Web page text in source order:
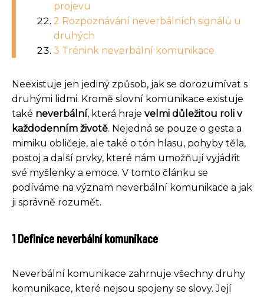
projevu
2 Rozpoznávání neverbálních signálů u
druhých
3 Trénink neverbální komunikace
Neexistuje jen jediný způsob, jak se dorozumívat s
druhými lidmi. Kromě slovní komunikace existuje
také neverbální, která hraje velmi důležitou roli v
každodenním životě. Nejedná se pouze o gesta a
mimiku obličeje, ale také o tón hlasu, pohyby těla,
postoj a další prvky, které nám umožňují vyjádřit
své myšlenky a emoce. V tomto článku se
podíváme na význam neverbální komunikace a jak
ji správně rozumět.
1 Definice neverbální komunikace
Neverbální komunikace zahrnuje všechny druhy
komunikace, které nejsou spojeny se slovy. Její